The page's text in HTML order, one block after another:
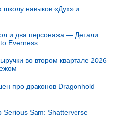
школу навыков «Дух» и
и два персонажа — Детали
Everness
во втором квартале 2026
про драконов Dragonhold
Serious Sam: Shatterverse